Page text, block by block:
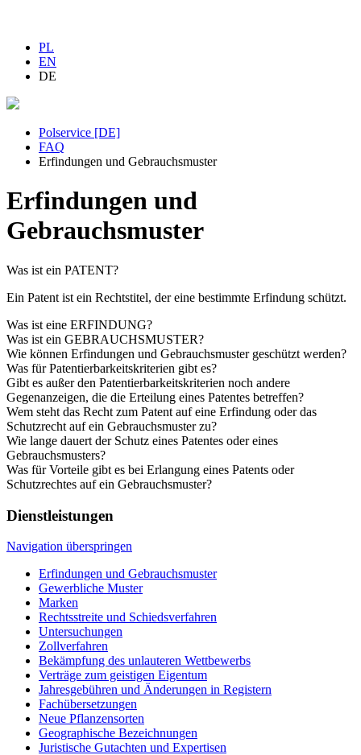
PL
EN
DE
Polservice [DE]
FAQ
Erfindungen und Gebrauchsmuster
Erfindungen und
Gebrauchsmuster
Was ist ein PATENT?
Ein Patent ist ein Rechtstitel, der eine bestimmte Erfindung schützt.
Was ist eine ERFINDUNG?
Was ist ein GEBRAUCHSMUSTER?
Wie können Erfindungen und Gebrauchsmuster geschützt werden?
Was für Patentierbarkeitskriterien gibt es?
Gibt es außer den Patentierbarkeitskriterien noch andere
Gegenanzeigen, die die Erteilung eines Patentes betreffen?
Wem steht das Recht zum Patent auf eine Erfindung oder das
Schutzrecht auf ein Gebrauchsmuster zu?
Wie lange dauert der Schutz eines Patentes oder eines
Gebrauchsmusters?
Was für Vorteile gibt es bei Erlangung eines Patents oder
Schutzrechtes auf ein Gebrauchsmuster?
Dienstleistungen
Navigation überspringen
Erfindungen und Gebrauchsmuster
Gewerbliche Muster
Marken
Rechtsstreite und Schiedsverfahren
Untersuchungen
Zollverfahren
Bekämpfung des unlauteren Wettbewerbs
Verträge zum geistigen Eigentum
Jahresgebühren und Änderungen in Registern
Fachübersetzungen
Neue Pflanzensorten
Geographische Bezeichnungen
Juristische Gutachten und Expertisen